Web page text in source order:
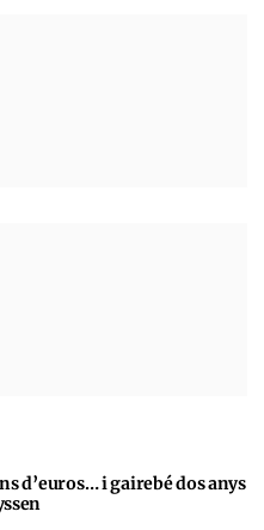
d’euros… i gairebé dos anys